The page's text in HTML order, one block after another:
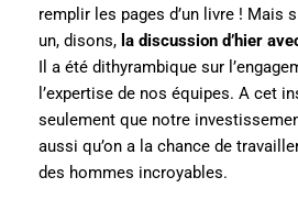
remplir les pages d’un livre ! Mais
un, disons, la discussion d’hier
Il a été dithyrambique sur
l’expertise de nos équipes. A cet
seulement que notre
aussi qu’on a la chance de
des hommes incroyables.